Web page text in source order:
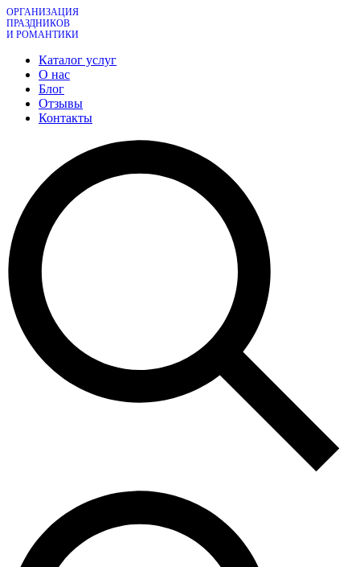
ОРГАНИЗАЦИЯ
ПРАЗДНИКОВ
И РОМАНТИКИ
Каталог услуг
О нас
Блог
Отзывы
Контакты